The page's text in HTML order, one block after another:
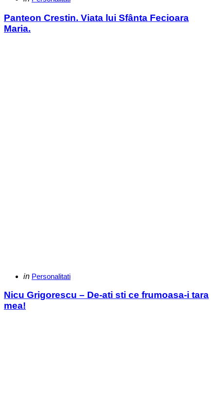
Panteon Crestin. Viata lui Sfânta Fecioara
Maria.
Categories
Posted
in Personalitati
Nicu Grigorescu – De-ati sti ce frumoasa-i tara
mea!